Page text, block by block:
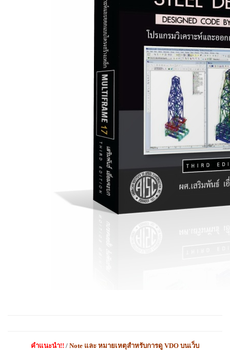
คำแนะนำ!! / Note และ หมายเหตุสำหรับการดู VDO บนเว็บ